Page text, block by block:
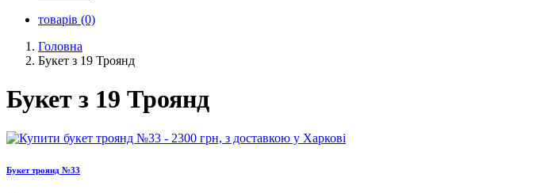
товарів (0)
Головна
Букет з 19 Троянд
Букет з 19 Троянд
Букет троянд №33